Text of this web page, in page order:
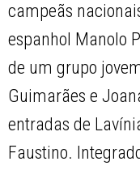
campeãs
espanhol Manolo
de um grupo
Guimarães e
entradas de
Faustino.